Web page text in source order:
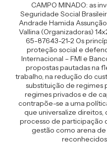
CAMPO MINADO: as
Seguridade Social
Andrade Hamida
Vallina (Organizadoras)
65-87643-21-2 Os
proteção social e
Internacional – FMI e
propostas pautadas na
trabalho, na redução do
substituição de regimes
regimes privados e de
contrapõe-se a uma
que universalize
processo de participação
gestão como arena